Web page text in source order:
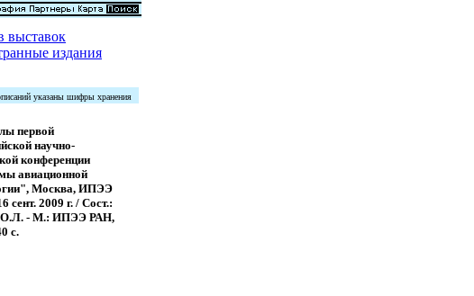
выставок
издания
указаны шифры хранения
первой
научно-
конференции
авиационной
Москва, ИПЭЭ
сент. 2009 г. / Сост.:
О.Л. - М.: ИПЭЭ РАН,
с.